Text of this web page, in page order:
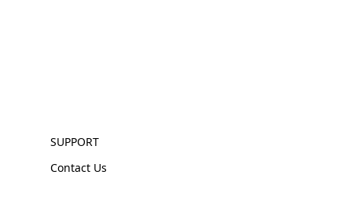
SUPPORT
Contact Us